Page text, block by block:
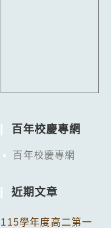
百年校慶專網
百年校慶專網
近期文章
115學年度高二第一